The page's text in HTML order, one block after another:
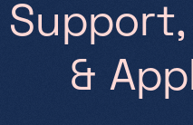
Support,
& App